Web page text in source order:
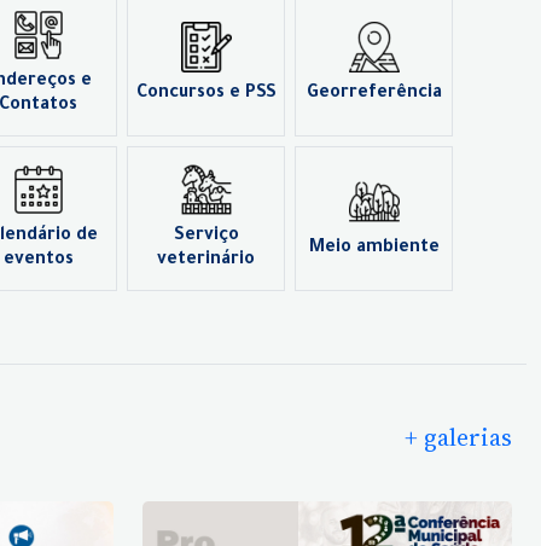
e
Contatos
Concursos e PSS Georreferência
de
eventos
Serviço
veterinário
Meio ambiente
+ galerias